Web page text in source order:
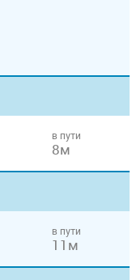
в пути
8м
в пути
11м